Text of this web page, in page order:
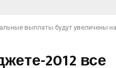
выплаты будут увеличены на
2012 все